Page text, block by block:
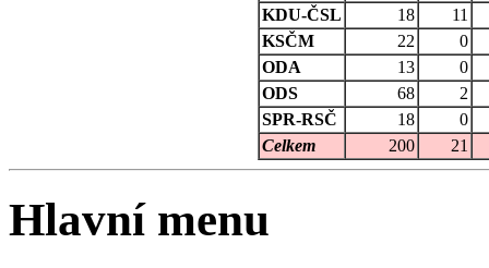
KDU-ČSL
18
11
KSČM
22
0
ODA
13
0
ODS
68
2
SPR-RSČ
18
0
Celkem
200 21
Hlavní menu